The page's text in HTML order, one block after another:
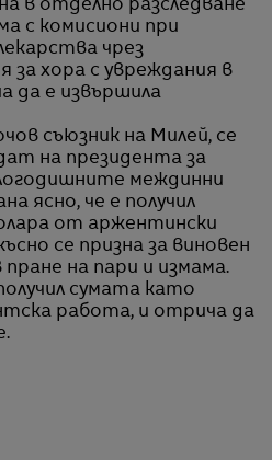
в отделно разследване
с комисиони при
чрез
за хора с увреждания в
да е извършила
съюзник на Милей, се
на президента за
междинни
ясно, че е получил
от аржентински
се призна за виновен
на пари и измама.
сумата като
работа, и отрича да